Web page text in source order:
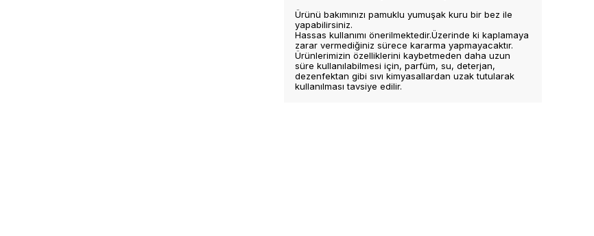
Ürünü bakımınızı pamuklu yumuşak kuru bir bez ile
yapabilirsiniz.
Hassas kullanımı önerilmektedir.Üzerinde ki kaplamaya
zarar vermediğiniz sürece kararma yapmayacaktır.
Ürünlerimizin özelliklerini kaybetmeden daha uzun
süre kullanılabilmesi için, parfüm, su, deterjan,
dezenfektan gibi sıvı kimyasallardan uzak tutularak
kullanılması tavsiye edilir.